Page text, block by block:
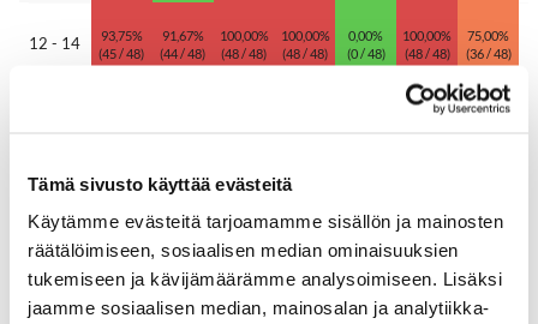
Tämä sivusto käyttää evästeitä
Käytämme evästeitä tarjoamamme sisällön ja mainosten
räätälöimiseen, sosiaalisen median ominaisuuksien
tukemiseen ja kävijämäärämme analysoimiseen. Lisäksi
jaamme sosiaalisen median, mainosalan ja analytiikka-
12 - 14
16 - 18
93,75%
(45 / 48)
(48 / 48)
81,25%
(39 / 48)
91,67%
(44 / 48)
(34 / 48)
89,58%
(43 / 48)
100,00%
(48 / 48)
(42 / 48)
89,58%
(43 / 48)
100,00%
(48 / 48)
(40 / 48)
58,33%
(28 / 48)
0,00%
(0 / 48)
(41 / 48)
20,83%
(10 / 48)
100,00%
(48 / 48)
83,33%
(29 / 48)
0,00%
(0 / 48)
75,00%
(36 / 48)
(18 / 48)
2,08%
(1 / 48)